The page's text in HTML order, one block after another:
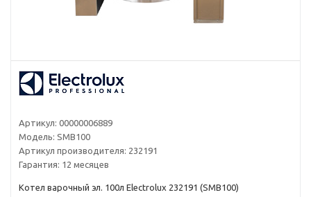
Артикул: 00000006889
Модель: SMB100
Артикул производителя: 232191
Гарантия: 12 месяцев
Котел варочный эл. 100л Electrolux 232191 (SMB100)